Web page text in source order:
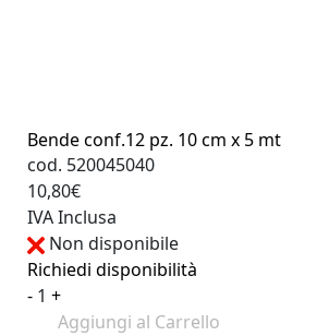
Bende conf.12 pz. 10 cm x 5 mt
cod. 520045040
10,80€
IVA Inclusa
Non disponibile
Richiedi disponibilità
- 1 +
Aggiungi al Carrello